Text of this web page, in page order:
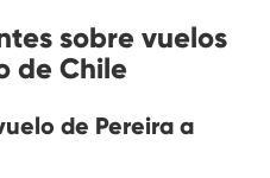
sobre vuelos
de Chile
de Pereira a